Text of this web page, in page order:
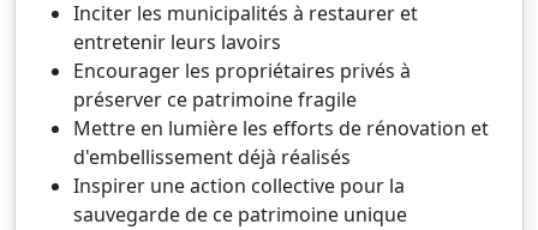
Inciter les municipalités à restaurer et
entretenir leurs lavoirs
Encourager les propriétaires privés à
préserver ce patrimoine fragile
Mettre en lumière les efforts de rénovation et
d'embellissement déjà réalisés
Inspirer une action collective pour la
sauvegarde de ce patrimoine unique